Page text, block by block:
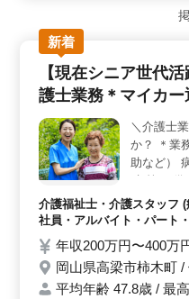
も可能です。通勤手段が
毎日の通勤が快適にな
勤務形態＞ 正社員、契
派遣社員の多様な雇用形
で、ライフスタイルに合
です。 ＜経験者歓迎・
収240万円〜400万円、各
実しており、長期的に安
います。
新着
【現在シニア世代
護士業務＊マイカー
＼介護士
か？ ＊業
助など）
111日 年
在シニア
介護福祉士・介護スタッフ
社員・アルバイト・パート
年収200万円〜400
岡山県高梁市柿木町 /
平均年齢 47.8歳 / 最